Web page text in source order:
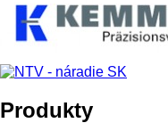
Produkty